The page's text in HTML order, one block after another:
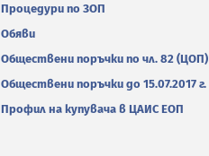
Процедури по ЗОП
Обяви
Обществени поръчки по чл. 82 (ЦОП)
Обществени поръчки до 15.07.2017 г.
Профил на купувача в ЦАИС ЕОП